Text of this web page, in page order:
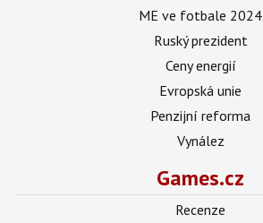
ME ve fotbale 2024
Ruský prezident
Ceny energií
Evropská unie
Penzijní reforma
Vynález
Games.cz
Recenze